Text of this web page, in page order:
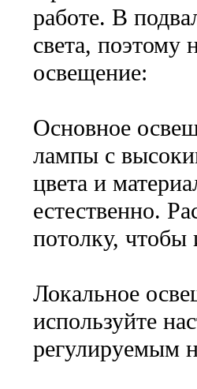
работе. В
света, поэтому
освещение:
Основное
лампы с
цвета и
естественно.
потолку, чтобы
Локальное
используйте
регулируемым